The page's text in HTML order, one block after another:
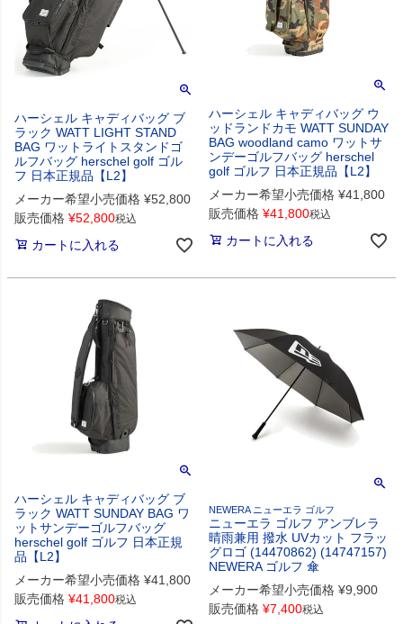
ハーシェル キャディバッグ ブ
ラック WATT LIGHT STAND
BAG ワットライトスタンドゴ
ルフバッグ herschel golf ゴル
フ 日本正規品【L2】
メーカー希望小売価格 ¥52,800
販売価格 ¥52,800税込
カートに入れる
ハーシェル キャディバッグ ウ
ッドランドカモ WATT SUNDAY
BAG woodland camo ワットサ
ンデーゴルフバッグ herschel
golf ゴルフ 日本正規品【L2】
メーカー希望小売価格 ¥41,800
販売価格 ¥41,800税込
カートに入れる
ハーシェル キャディバッグ ブ
ラック WATT SUNDAY BAG ワ
ットサンデーゴルフバッグ
herschel golf ゴルフ 日本正規
品【L2】
メーカー希望小売価格 ¥41,800
販売価格 ¥41,800税込
NEWERA ニューエラ ゴルフ
ニューエラ ゴルフ アンブレラ
晴雨兼用 撥水 UVカット フラッ
グロゴ (14470862) (14747157)
NEWERA ゴルフ 傘
メーカー希望小売価格 ¥9,900
販売価格 ¥7,400税込